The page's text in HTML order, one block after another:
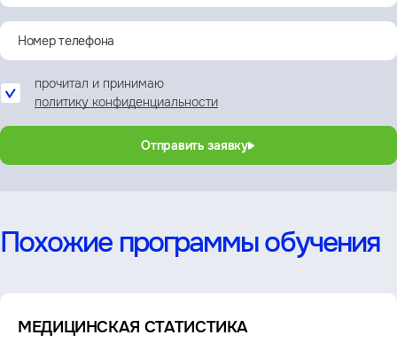
прочитал и принимаю
политику конфиденциальности
Отправить заявку
Похожие программы обучения
МЕДИЦИНСКАЯ СТАТИСТИКА